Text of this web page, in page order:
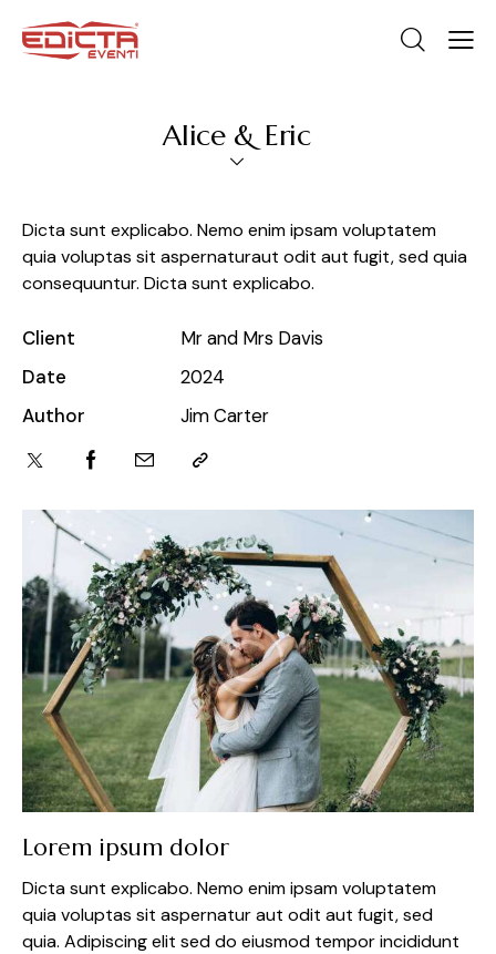
Alice & Eric
Dicta sunt explicabo. Nemo enim ipsam voluptatem
quia voluptas sit aspernaturaut odit aut fugit, sed quia
consequuntur. Dicta sunt explicabo.
Client
Mr and Mrs Davis
Date
2024
Author
Jim Carter
Lorem ipsum dolor
Dicta sunt explicabo. Nemo enim ipsam voluptatem
quia voluptas sit aspernatur aut odit aut fugit, sed
quia. Adipiscing elit sed do eiusmod tempor incididunt